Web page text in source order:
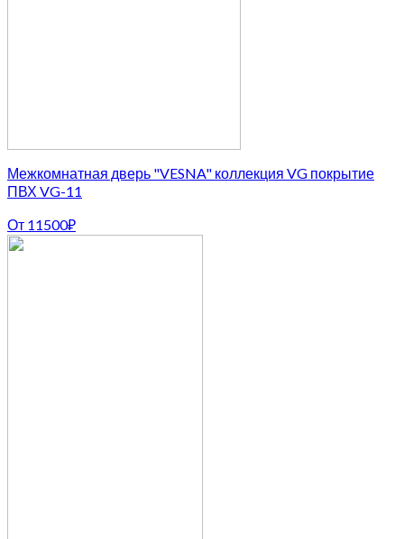
Межкомнатная дверь "VESNA" коллекция VG покрытие
ПВХ VG-11
От 11500₽